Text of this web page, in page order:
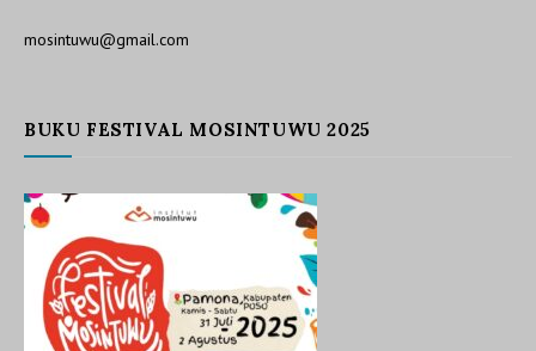
mosintuwu@gmail.com
BUKU FESTIVAL MOSINTUWU 2025